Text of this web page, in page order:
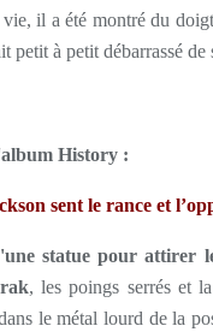
vie, il a été montré du
petit à petit débarrassé
History :
sent le rance et
statue pour attirer
, les poings serrés et
le métal lourd de la